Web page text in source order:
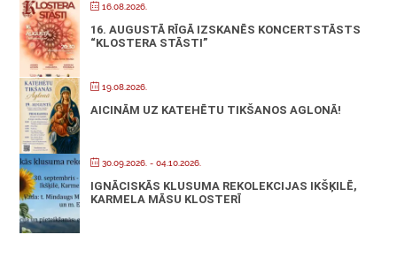
16.08.2026.
16. AUGUSTĀ RĪGĀ IZSKANĒS KONCERTSTĀSTS
“KLOSTERA STĀSTI”
19.08.2026.
AICINĀM UZ KATEHĒTU TIKŠANOS AGLONĀ!
30.09.2026. - 04.10.2026.
IGNĀCISKĀS KLUSUMA REKOLEKCIJAS IKŠĶILĒ,
KARMELA MĀSU KLOSTERĪ